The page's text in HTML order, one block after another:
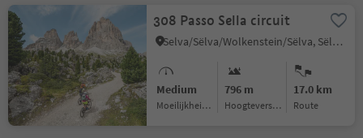
308 Passo Sella circuit
Selva/Sëlva/Wolkenstein/Sëlva, Sëlva/Selva di Val Gardena, Dolomites Region Val Gardena
Medium
Moeilijkheidsgraad
796 m
Hoogteverschil
17.0 km
Route